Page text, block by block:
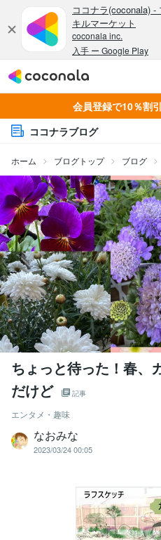
会員登録で10％割
ココナラブログ
ホーム ブログトップ ブログ
ちょっと待った！春、
だけど
記事
エンタメ・趣味
なおみな
2023/03/24 00:05